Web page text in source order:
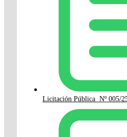
Licitación Pública Nº 005/